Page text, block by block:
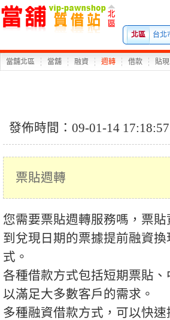
北區 台北
當舖北區 當舖 融資 週轉 借款 貼現
發佈時間：09-01-14 17:18:57
票貼週轉
您需要票貼週轉服務嗎，票
到兌現日期的票據提前融資
式。
各種借款方式包括短期票貼
以滿足大多數客戶的需求。
多種融資借款方式，可以快